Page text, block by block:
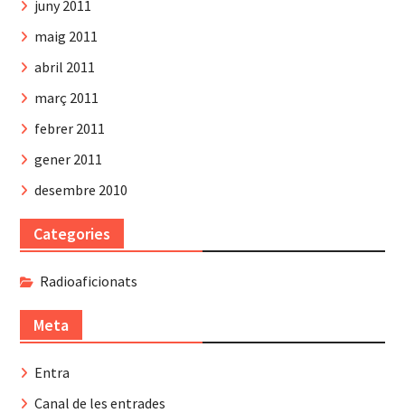
juny 2011
maig 2011
abril 2011
març 2011
febrer 2011
gener 2011
desembre 2010
Categories
Radioaficionats
Meta
Entra
Canal de les entrades